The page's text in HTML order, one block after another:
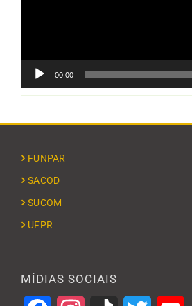
00:00
FUNPAR
SACOD
SUCOM
UFPR
MÍDIAS SOCIAIS